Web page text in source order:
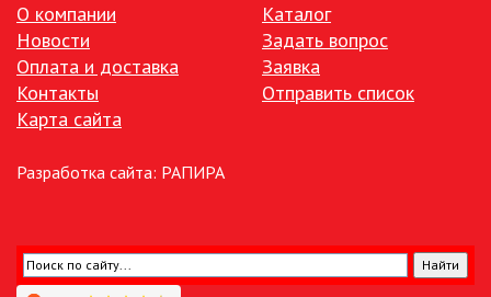
ФОНТАНЫ
ЭЛЕКТРОЗВОНКИ И АКСЕССУАРЫ
О компании
Новости
Оплата и доставка
Контакты
Карта сайта
Каталог
Задать вопрос
Заявка
Отправить список
Разработка сайта: РАПИРА